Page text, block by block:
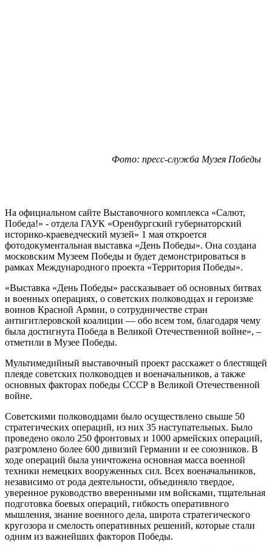
Фото: пресс-служба Музея Победы
На официальном сайте Выставочного комплекса «Салют,
Победа!» - отдела ГАУК «Оренбургский губернаторский
историко-краеведческий музей» 1 мая откроется
фотодокументальная выставка «День Победы». Она создана
московским Музеем Победы и будет демонстрироваться в
рамках Международного проекта «Территория Победы».
«Выставка «День Победы» рассказывает об основных битвах
и военных операциях, о советских полководцах и героизме
воинов Красной Армии, о сотрудничестве стран
антигитлеровской коалиции — обо всем том, благодаря чему
была достигнута Победа в Великой Отечественной войне», –
отметили в Музее Победы.
Мультимедийный выставочный проект расскажет о блестящей
плеяде советских полководцев и военачальников, а также
основных факторах победы СССР в Великой Отечественной
войне.
Советскими полководцами было осуществлено свыше 50
стратегических операций, из них 35 наступательных. Было
проведено около 250 фронтовых и 1000 армейских операций,
разгромлено более 600 дивизий Германии и ее союзников. В
ходе операций была уничтожена основная масса военной
техники немецких вооруженных сил. Всех военачальников,
независимо от рода деятельности, объединяло твердое,
уверенное руководство вверенными им войсками, тщательная
подготовка боевых операций, гибкость оперативного
мышления, знание военного дела, широта стратегического
кругозора и смелость оперативных решений, которые стали
одним из важнейших факторов Победы.